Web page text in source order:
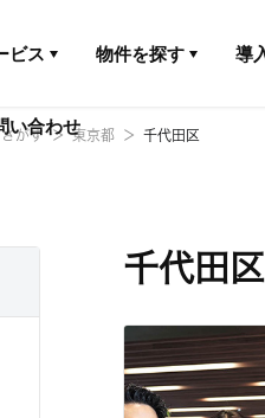
ビス 物件を探す 導
い合わせ
がす 東京都 千代田区
千代田